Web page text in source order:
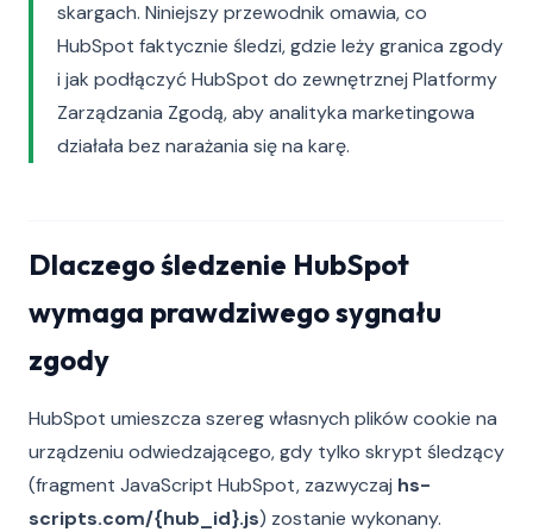
skargach. Niniejszy przewodnik omawia, co
HubSpot faktycznie śledzi, gdzie leży granica zgody
i jak podłączyć HubSpot do zewnętrznej Platformy
Zarządzania Zgodą, aby analityka marketingowa
działała bez narażania się na karę.
Dlaczego śledzenie HubSpot
wymaga prawdziwego sygnału
zgody
HubSpot umieszcza szereg własnych plików cookie na
urządzeniu odwiedzającego, gdy tylko skrypt śledzący
(fragment JavaScript HubSpot, zazwyczaj hs-
scripts.com/{hub_id}.js) zostanie wykonany.